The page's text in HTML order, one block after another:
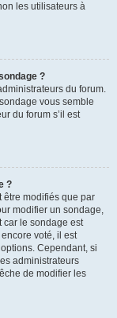
les utilisateurs à
?
du forum.
vous semble
du forum s’il est
?
être modifiés que par
modifier un sondage,
car le sondage est
voté, il est
Cependant, si
administrateurs
de modifier les